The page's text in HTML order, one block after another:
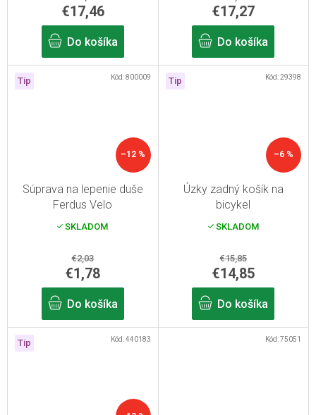
€17,46
Do košíka
€17,27
Do košíka
Tip
–12 %
Súprava na lepenie duše
Ferdus Velo
SKLADOM
€2,03
€1,78
Do košíka
Kód:800009 Tip
–6 %
Úzky zadný košík na
bicykel
SKLADOM
€15,85
€14,85
Do košíka
Kód:29398
Tip Kód:440183 Kód:75051